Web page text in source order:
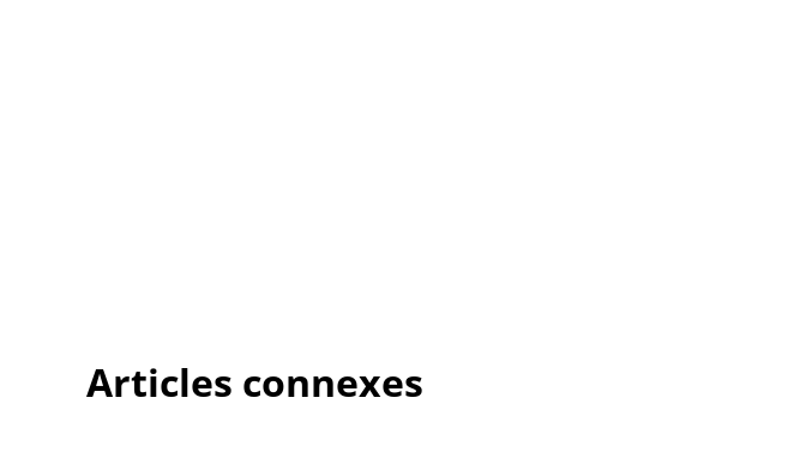
Articles connexes